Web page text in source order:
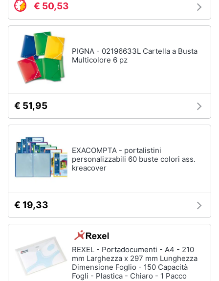
Festività
ricorrenze
Promozioni
Assistenza
clienti
Esci
€ 50,53
PIGNA - 02196633L Cartella a Busta
Multicolore 6 pz
€ 51,95
EXACOMPTA - portalistini
personalizzabili 60 buste colori ass.
kreacover
€ 19,33
REXEL - Portadocumenti - A4 - 210
mm Larghezza x 297 mm Lunghezza
Dimensione Foglio - 150 Capacità
Fogli - Plastica - Chiaro - 1 Pacco